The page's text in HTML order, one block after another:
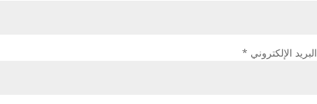
البريد الإلكتروني *